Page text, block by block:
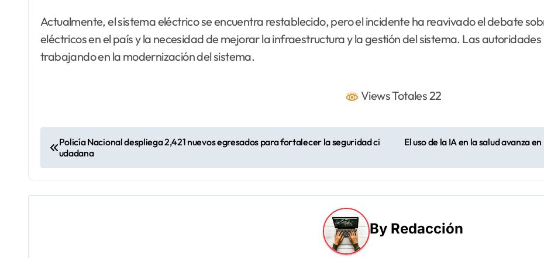
Actualmente, el sistema eléctrico se encuentra restablecido, pero el incidente ha reavivado el debate
eléctricos en el país y la necesidad de mejorar la infraestructura y la gestión del sistema. Las
trabajando en la modernización del sistema.
Views Totales 22
N
a
v
Policía Nacional despliega 2,421 nuevos egresados para fortalecer la seguridad ci
udadana
El uso de la IA en la salud avanza
By Redacción